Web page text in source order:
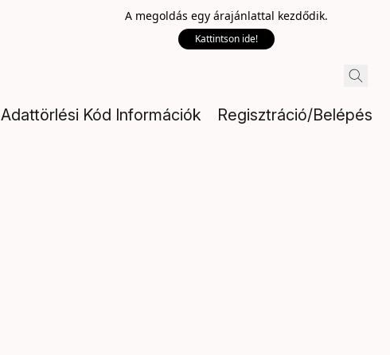
A megoldás egy árajánlattal kezdődik.
Kattintson ide!
Adattörlési Kód Információk Regisztráció/Belépés